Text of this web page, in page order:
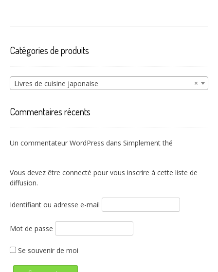
Catégories de produits
×
Livres de cuisine japonaise
Commentaires récents
Un commentateur WordPress dans Simplement thé
Vous devez être connecté pour vous inscrire à cette liste de
diffusion.
Identifiant ou adresse e-mail
Mot de passe
Se souvenir de moi